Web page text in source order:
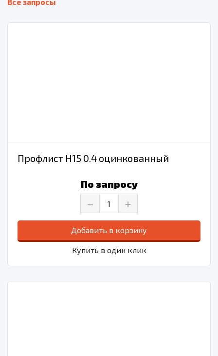
Все запросы
Профлист Н15 0.4 оцинкованный
По запросу
– +
Добавить в корзину
Купить в один клик